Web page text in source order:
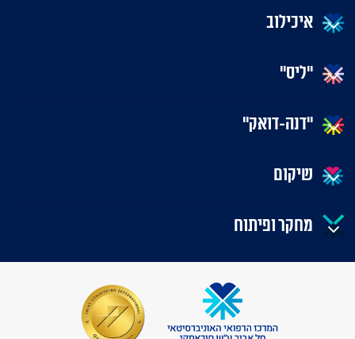
איכילוב
"ליס"
"דנה-דואק"
שיקום
מחקר ופיתוח